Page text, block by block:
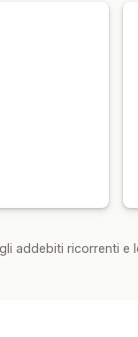
addebiti ricorrenti